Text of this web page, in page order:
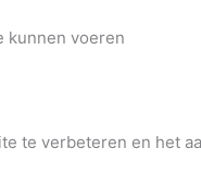
kunnen voeren
te verbeteren en het